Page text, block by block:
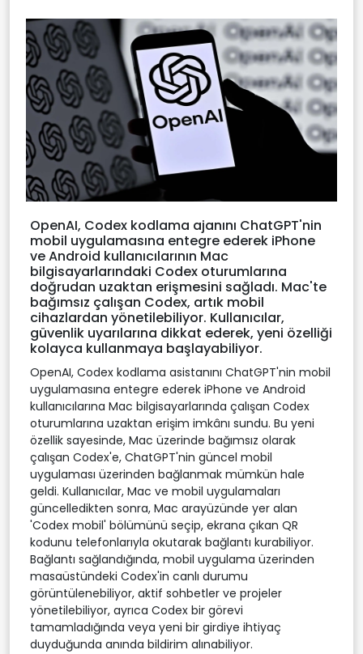
OpenAI, Codex kodlama ajanını ChatGPT'nin
mobil uygulamasına entegre ederek iPhone
ve Android kullanıcılarının Mac
bilgisayarlarındaki Codex oturumlarına
doğrudan uzaktan erişmesini sağladı. Mac'te
bağımsız çalışan Codex, artık mobil
cihazlardan yönetilebiliyor. Kullanıcılar,
güvenlik uyarılarına dikkat ederek, yeni özelliği
kolayca kullanmaya başlayabiliyor.
OpenAI, Codex kodlama asistanını ChatGPT'nin mobil
uygulamasına entegre ederek iPhone ve Android
kullanıcılarına Mac bilgisayarlarında çalışan Codex
oturumlarına uzaktan erişim imkânı sundu. Bu yeni
özellik sayesinde, Mac üzerinde bağımsız olarak
çalışan Codex'e, ChatGPT'nin güncel mobil
uygulaması üzerinden bağlanmak mümkün hale
geldi. Kullanıcılar, Mac ve mobil uygulamaları
güncelledikten sonra, Mac arayüzünde yer alan
'Codex mobil' bölümünü seçip, ekrana çıkan QR
kodunu telefonlarıyla okutarak bağlantı kurabiliyor.
Bağlantı sağlandığında, mobil uygulama üzerinden
masaüstündeki Codex'in canlı durumu
görüntülenebiliyor, aktif sohbetler ve projeler
yönetilebiliyor, ayrıca Codex bir görevi
tamamladığında veya yeni bir girdiye ihtiyaç
duyduğunda anında bildirim alınabiliyor.